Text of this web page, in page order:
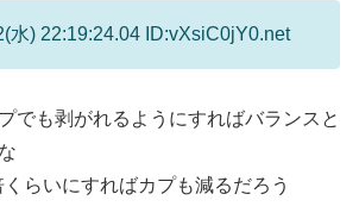
水) 22:19:24.04 ID:vXsiC0jY0.net
でも剥がれるようにすればバランスと
らいにすればカプも減るだろう